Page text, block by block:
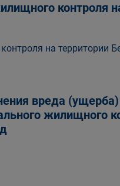
контроля
на территории
вреда
жилищного